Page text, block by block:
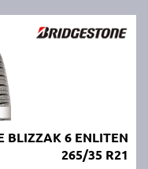
BLIZZAK 6 ENLITEN
265/35 R21